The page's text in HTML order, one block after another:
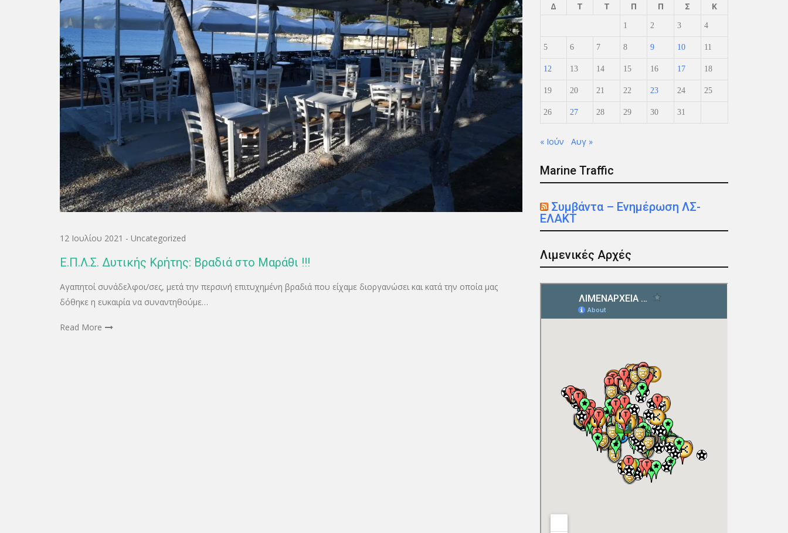
12 Ιουλίου 2021 - Uncategorized
Ε.Π.Λ.Σ. Δυτικής Κρήτης: Βραδιά στο Μαράθι !!!
Αγαπητοί συνάδελφοι/σες, μετά την περσινή επιτυχημένη βραδιά που είχαμε διοργανώσει και κατά την οποία μας
δόθηκε η ευκαιρία να συναντηθούμε…
Read More
Δ
Τ Τ Π Π Σ Κ
1 2 3 4
5 6 7 8 9 10 11
12 13 14 15 16 17 18
19 20 21 22 23 24 25
26 27 28 29 30 31
« Ιούν Αυγ »
Marine Traffic
Συμβάντα – Ενημέρωση ΛΣ-
ΕΛΑΚΤ
Λιμενικές Αρχές